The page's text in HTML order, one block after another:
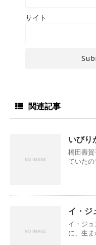
サイト
関連記事
いび
橋田壽
ていた
イ・
イ・ジ
に、生